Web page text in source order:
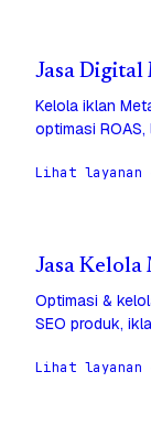
Jasa
Kelola iklan
optimasi
Lihat layanan
Jasa
Optimasi &
SEO produk,
Lihat layanan